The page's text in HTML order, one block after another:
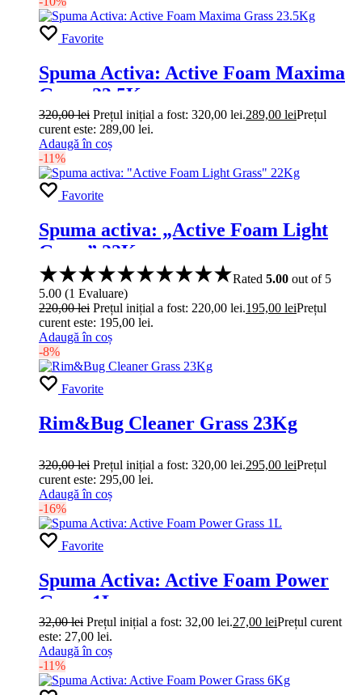
Favorite
Spuma Activa: Active Foam Maxima
Grass 23.5Kg
320,00lei Prețul inițial a fost: 320,00 lei.289,00 leiPrețul
curent este: 289,00 lei.
Adaugă în coș
-11%
Favorite
Spuma activa: „Active Foam Light
Grass” 22Kg
Rated 5.00 out of 5
5.00 (1 Evaluare)
220,00lei Prețul inițial a fost: 220,00 lei.195,00 leiPrețul
curent este: 195,00 lei.
Adaugă în coș
-8%
Favorite
Rim&Bug Cleaner Grass 23Kg
320,00lei Prețul inițial a fost: 320,00 lei.295,00 leiPrețul
curent este: 295,00 lei.
Adaugă în coș
-16%
Favorite
Spuma Activa: Active Foam Power
Grass 1L
32,00lei Prețul inițial a fost: 32,00 lei.27,00 leiPrețul curent
este: 27,00 lei.
Adaugă în coș
-11%